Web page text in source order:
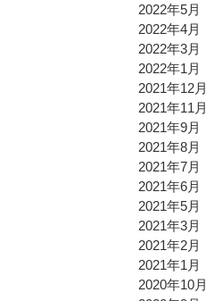
2022年5月
2022年4月
2022年3月
2022年1月
2021年12月
2021年11月
2021年9月
2021年8月
2021年7月
2021年6月
2021年5月
2021年3月
2021年2月
2021年1月
2020年10月